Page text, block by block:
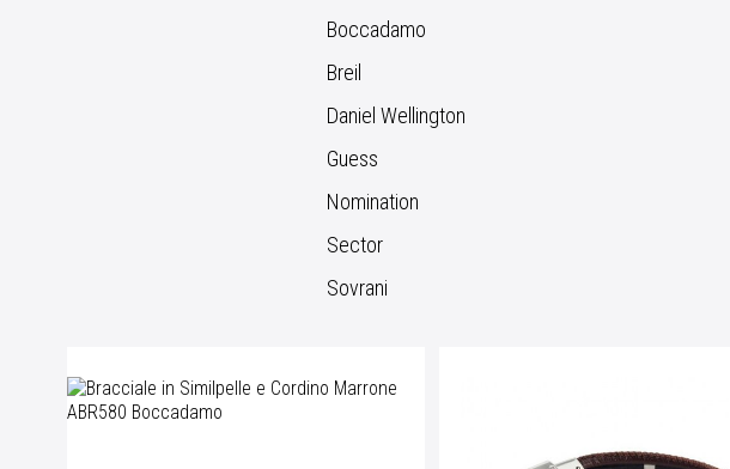
Boccadamo
Breil
Daniel Wellington
Guess
Nomination
Sector
Sovrani